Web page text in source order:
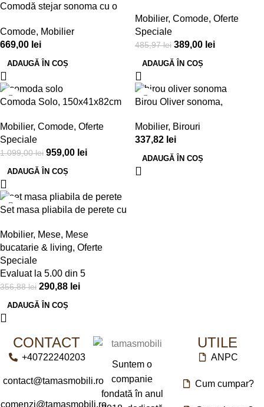
Comodă stejar sonoma cu o
cm
Comode, Mobilier
669,00 lei
ADAUGĂ ÎN COȘ
Mobilier, Comode, Oferte
Speciale
485,97lei 389,00 lei
ADAUGĂ ÎN COȘ
-13%
Comoda Solo, 150x41x82cm
Mobilier, Comode, Oferte
Speciale
1.099,00lei 959,00 lei
ADAUGĂ ÎN COȘ
Birou Oliver sonoma,
Mobilier, Birouri
337,82 lei
ADAUGĂ ÎN COȘ
-18%
Set masa pliabila de perete cu
sonoma, 84x60cm
Mobilier, Mese, Mese
bucatarie & living, Oferte
Speciale
Evaluat la 5.00 din 5
356,88lei 290,88 lei
ADAUGĂ ÎN COȘ
CONTACT
+40722240203
contact@tamasmobili.ro
comenzi@tamasmobili.ro
Suntem o
companie
fondată în anul
UTILE
ANPC
Cum cumpar?